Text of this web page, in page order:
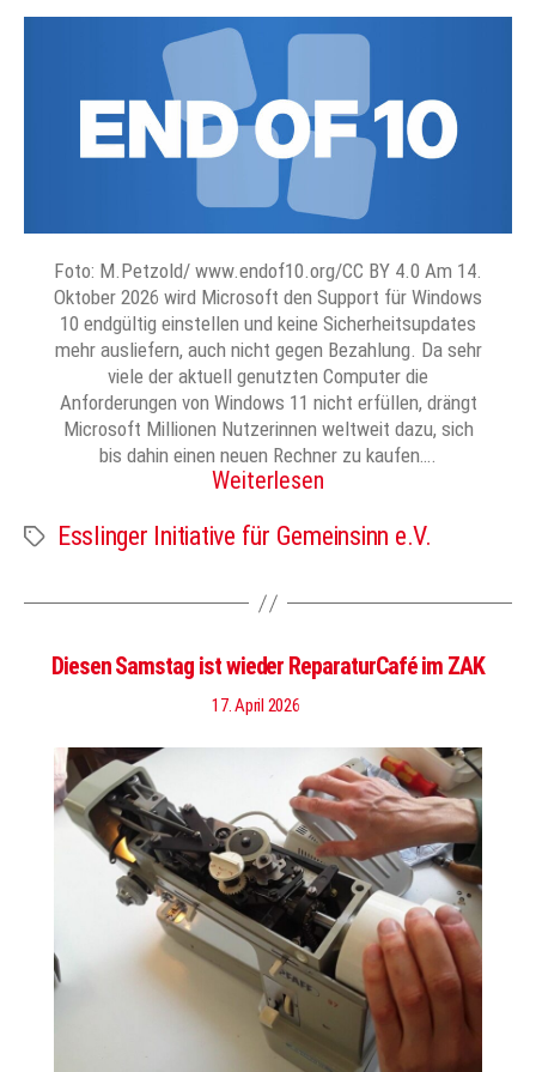
Foto: M.Petzold/ www.endof10.org/CC BY 4.0 Am 14.
Oktober 2026 wird Microsoft den Support für Windows
10 endgültig einstellen und keine Sicherheitsupdates
mehr ausliefern, auch nicht gegen Bezahlung. Da sehr
viele der aktuell genutzten Computer die
Anforderungen von Windows 11 nicht erfüllen, drängt
Microsoft Millionen Nutzerinnen weltweit dazu, sich
bis dahin einen neuen Rechner zu kaufen….
Weiterlesen
Schlagwörter
Esslinger Initiative für Gemeinsinn e.V.
Diesen Samstag ist wieder ReparaturCafé im ZAK
17. April 2026